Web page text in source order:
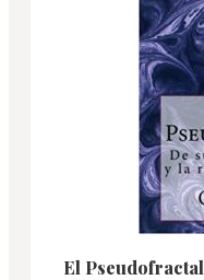
El Pseudofractal